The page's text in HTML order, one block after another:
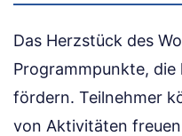
Das Herzstück des
Programmpunkte,
fördern. Teilnehmer
von Aktivitäten